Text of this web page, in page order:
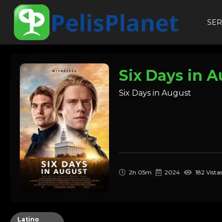
Six Days in
Six Days in August
2h 05m 2024 182 Vistas
Latino